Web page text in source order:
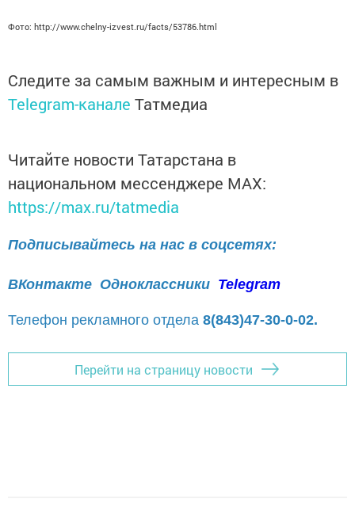
Фото: http://www.chelny-izvest.ru/facts/53786.html
Следите за самым важным и интересным в
Telegram-канале Татмедиа
Читайте новости Татарстана в
национальном мессенджере MАХ:
https://max.ru/tatmedia
Подписывайтесь на нас в соцсетях:
ВКонтакте Одноклассники Telegram
Телефон рекламного отдела 8(843)47-30-0-02.
Перейти на страницу новости